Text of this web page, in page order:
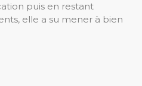
puis en restant
elle a su mener à bien